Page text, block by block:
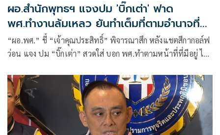
ผอ.สำนักพุทธฯ แจงปม 'บิ๊กเต่า' ฟาด
พศ.ทำงานล้มเหลว ยันทำเต็มที่ตามอำนาจที่มี
อยู่ ไม่ใช้ความรู้สึกตัดสิน
“ผอ.พศ.” ชี้ “เจ้าคุณประสิทธิ์” พิจารณาสึก หลังแชตสีกากอล์ฟ
ว่อน แจง ปม “บิ๊กเต่า” สวดใส่ บอก พศ.ทำตามหน้าที่ที่มีอยู่ ไม่